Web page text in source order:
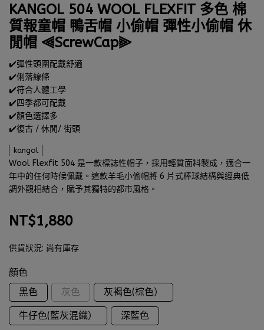
KANGOL 504 WOOL FLEXFIT 多色 棉
質報童帽 鴨舌帽 小偷帽 彈性小偷帽 休
閒帽 ⫷ScrewCap⫸
✔️彈性頭圍配戴舒適
✔️俐落線條
✔️符合人體工學
✔️四季都可配戴
✔️顏色選擇多
✔️復古 / 休閒/ 街頭
kangol
Wool Flexfit 504 是一款標誌性帽子，採用輕質面料製成，適合一
年中的任何時候佩戴。這款羊毛小偷帽將 6 片式棒球結構與經典低
調外觀相結合，賦予其獨特的都市風格。
NT$1,880
供貨狀況: 尚有庫存
顏色
黑色
灰色 灰褐色(棕色）
牛仔色(藍灰混織）
深藍色